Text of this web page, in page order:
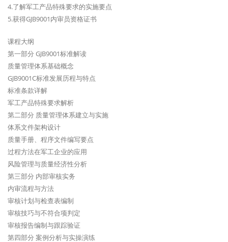
4.了解军工产品特殊要求的实施要点
5.获得GJB9001内审员资格证书
课程大纲
第一部分 GJB9001标准解读
质量管理体系基础概念
GJB9001C标准发展历程与特点
标准条款详解
军工产品特殊要求解析
第二部分 质量管理体系建立与实施
体系文件架构设计
质量手册、程序文件编写要点
过程方法在军工企业的应用
风险管理与质量经济性分析
第三部分 内部审核实务
内审流程与方法
审核计划与检查表编制
审核技巧与不符合项判定
审核报告编制与跟踪验证
第四部分 案例分析与实操演练